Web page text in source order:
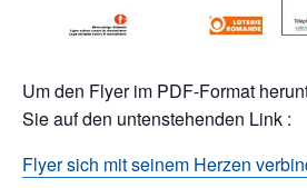
Um den Flyer im PDF-Format
Sie auf den untenstehenden Link :
Flyer sich mit seinem Herzen